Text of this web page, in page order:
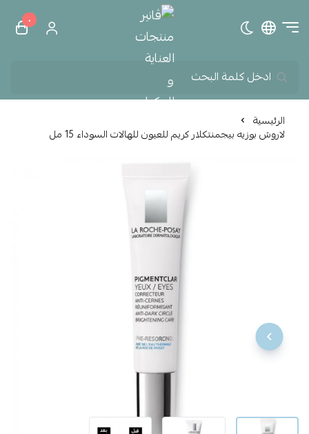
تبديل الوضع الداكنڤانير منتجات العناية و
٠
الرئيسية
لاروش بوزيه بيجمنتكلار كريم للعيون للهالات السوداء 15 مل